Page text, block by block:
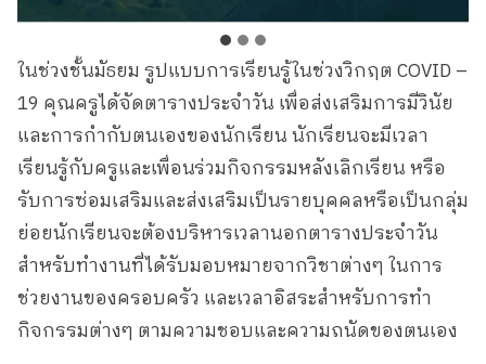
ในช่วงชั้นมัธยม รูปแบบการเรียนรู้ในช่วงวิกฤต COVID –
19 คุณครูได้จัดตารางประจำวัน เพื่อส่งเสริมการมีวินัย
และการกำกับตนเองของนักเรียน นักเรียนจะมีเวลา
เรียนรู้กับครูและเพื่อนร่วมกิจกรรมหลังเลิกเรียน หรือ
รับการซ่อมเสริมและส่งเสริมเป็นรายบุคคลหรือเป็นกลุ่ม
ย่อยนักเรียนจะต้องบริหารเวลานอกตารางประจำวัน
สำหรับทำงานที่ได้รับมอบหมายจากวิชาต่างๆ ในการ
ช่วยงานของครอบครัว และเวลาอิสระสำหรับการทำ
กิจกรรมต่างๆ ตามความชอบและความถนัดของตนเอง